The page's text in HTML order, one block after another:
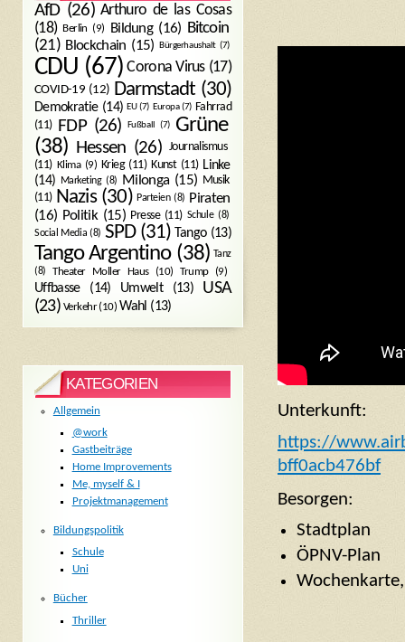
Unterkunft:
https://
bff0acb476bf
Besorgen:
Stadtplan
ÖPNV-Plan
AfD(26) Arthuro de las Cosas
(18) Berlin (9) Bildung(16) Bitcoin
(21) Blockchain (15) Bürgerhaushalt (7)
CDU (67) Corona Virus(17)
COVID-19 (12) Darmstadt (30)
Demokratie(14) EU(7) Europa(7) Fahrrad
(11)
FDP(26) Fußball (7)
Grüne
(38) Hessen (26) Journalismus
(11) Klima(9) Krieg(11) Kunst(11) Linke
(14) Marketing(8) Milonga(15) Musik
(11) Nazis(30) Parteien(8) Piraten
(16) Politik(15) Presse(11) Schule(8)
Social Media (8) SPD(31) Tango(13)
Tango Argentino(38) Tanz
(8)
Theater Moller Haus(10) Trump(9)
Uffbasse(14) Umwelt(13)
USA
(23) Verkehr(10) Wahl (13)
KATEGORIEN
Allgemein
@work
Gastbeiträge
Home Improvements
Me, myself & I
Projektmanagement
Bildungspolitik
Schule
Uni
Bücher
Thriller